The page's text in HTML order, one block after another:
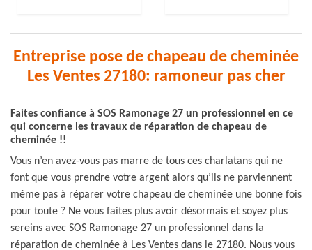
Entreprise pose de chapeau de cheminée
Les Ventes 27180: ramoneur pas cher
Faites confiance à SOS Ramonage 27 un professionnel en ce
qui concerne les travaux de réparation de chapeau de
cheminée !!
Vous n’en avez-vous pas marre de tous ces charlatans qui ne
font que vous prendre votre argent alors qu’ils ne parviennent
même pas à réparer votre chapeau de cheminée une bonne fois
pour toute ? Ne vous faites plus avoir désormais et soyez plus
sereins avec SOS Ramonage 27 un professionnel dans la
réparation de cheminée à Les Ventes dans le 27180. Nous vous